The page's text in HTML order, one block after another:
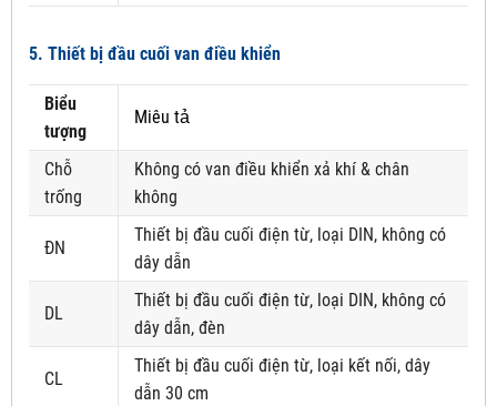
5. Thiết bị đầu cuối van điều khiển
Biểu
tượng
Miêu tả
Chỗ
trống
Không có van điều khiển xả khí & chân
không
ĐN
Thiết bị đầu cuối điện từ, loại DIN, không có
dây dẫn
DL
Thiết bị đầu cuối điện từ, loại DIN, không có
dây dẫn, đèn
CL
Thiết bị đầu cuối điện từ, loại kết nối, dây
dẫn 30 cm